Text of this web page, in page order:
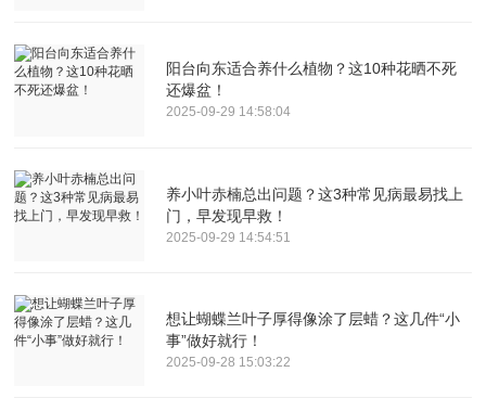
阳台向东适合养什么植物？这10种花晒不死
还爆盆！
2025-09-29 14:58:04
养小叶赤楠总出问题？这3种常见病最易找上
门，早发现早救！
2025-09-29 14:54:51
想让蝴蝶兰叶子厚得像涂了层蜡？这几件“小
事”做好就行！
2025-09-28 15:03:22